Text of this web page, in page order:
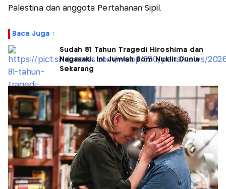
Palestina dan anggota Pertahanan Sipil.
Baca Juga :
Sudah 81 Tahun Tragedi Hiroshima dan
Nagasaki, Ini Jumlah Bom Nuklir Dunia
Sekarang